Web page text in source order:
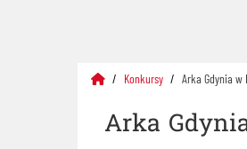
Konkursy Arka Gdynia
Arka